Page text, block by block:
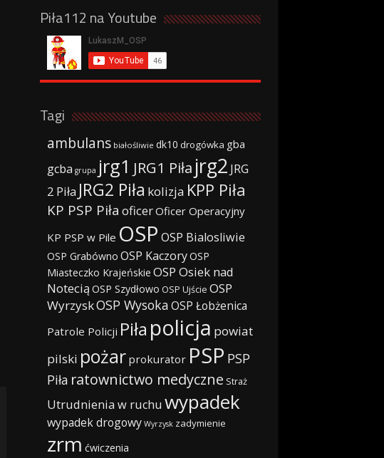
Piła112 na Youtube
Tagi
ambulans białośliwie dk10 drogówka gba
gcba grupa jrg1 JRG1 Piła jrg2 JRG
2 Piła JRG2 Piła kolizja KPP Piła
KP PSP Piła oficerOficer Operacyjny
KP PSP w Pile OSP OSP Bialosliwie
OSP Grabówno OSP KaczoryOSP
Miasteczko Krajeńskie OSP Osiek nad
Notecią OSP Szydłowo OSP Ujście OSP
WyrzyskOSP WysokaOSP Łobżenica
Patrole Policji Piła policja powiat
pilski pożar prokurator PSP PSP
Piła ratownictwo medyczne Straż
Utrudnienia w ruchu wypadek
wypadek drogowy Wyrzysk zadymienie
zrm ćwiczenia